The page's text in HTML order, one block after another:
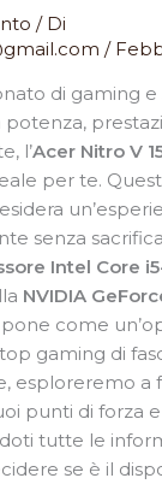
/ Di
/
di gaming
l’Acer Nitro V
per te.
senza
Intel Core
NVIDIA
pone come
gaming di
esploreremo a
punti di forza
tutte le
se è il